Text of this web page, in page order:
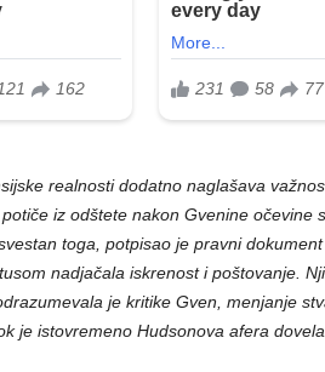
realnosti dodatno naglašava
iz odštete nakon Gvenine očevine
toga, potpisao je pravni
nadjačala iskrenost i poštovanje.
je kritike Gven, menjanje
je istovremeno Hudsonova afera